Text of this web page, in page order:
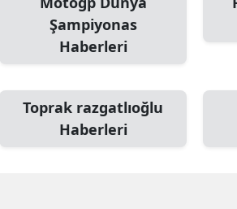
Şampiyonas
Haberleri
Toprak razgatlıoğlu
Haberleri